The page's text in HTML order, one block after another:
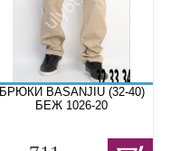
БРЮКИ BASANJIU (32-40)
БЕЖ 1026-20